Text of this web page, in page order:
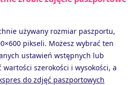
używany rozmiar paszportu,
pikseli. Możesz wybrać ten
ustawień wstępnych lub
szerokości i wysokości, a
do zdjęć paszportowych